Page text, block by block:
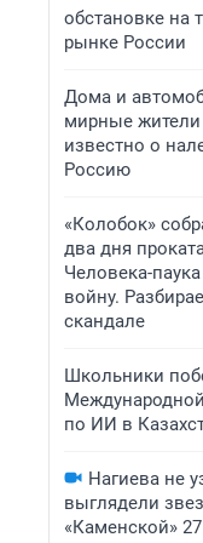
обстановке на
рынке России
Дома и
мирные жители
известно о
Россию
«Колобок»
два дня
Человека-
войну.
скандале
Школьники
по ИИ в
Нагиева не
выглядели
«Каменской»